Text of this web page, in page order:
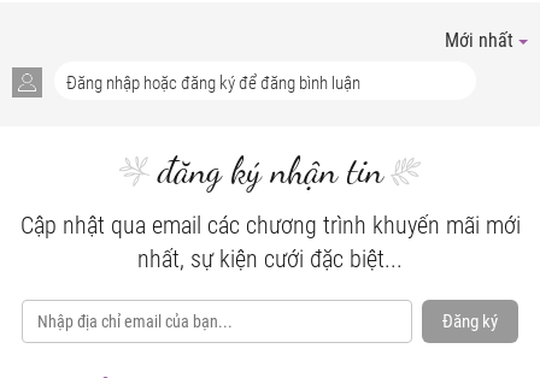
Mới nhất
đăng ký nhận tin
Cập nhật qua email các chương trình khuyến mãi mới
nhất, sự kiện cưới đặc biệt...
Đăng ký